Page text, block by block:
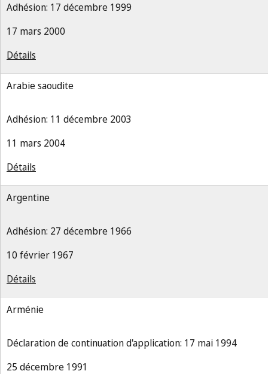
Adhésion: 17 décembre 1999
17 mars 2000
Détails
Arabie saoudite
Adhésion: 11 décembre 2003
11 mars 2004
Détails
Argentine
Adhésion: 27 décembre 1966
10 février 1967
Détails
Arménie
Déclaration de continuation d'application: 17 mai 1994
25 décembre 1991